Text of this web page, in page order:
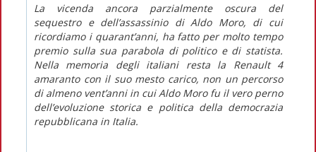
La vicenda ancora parzialmente oscura del
sequestro e dell’assassinio di Aldo Moro, di cui
ricordiamo i quarant’anni, ha fatto per molto tempo
premio sulla sua parabola di politico e di statista.
Nella memoria degli italiani resta la Renault 4
amaranto con il suo mesto carico, non un percorso
di almeno vent’anni in cui Aldo Moro fu il vero perno
dell’evoluzione storica e politica della democrazia
repubblicana in Italia.